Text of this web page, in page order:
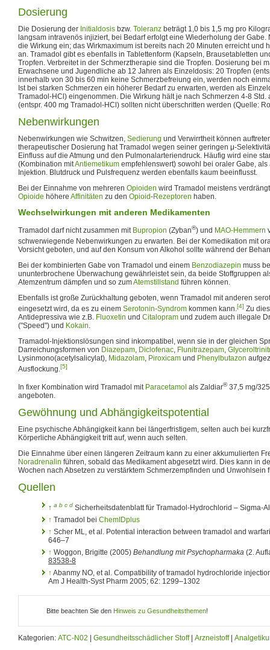
Dosierung
Die Dosierung der Initialdosis bzw. Toleranz beträgt 1,0 bis 1,5 mg pro
langsam intravenös injiziert, bei Bedarf erfolgt eine Wiederholung der Gabe.
die Wirkung ein; das Wirkmaximum ist bereits nach 20 Minuten erreicht und
an. Tramadol gibt es ebenfalls in Tablettenform (Kapseln, Brausetabletten
Tropfen. Verbreitet in der Schmerztherapie sind die Tropfen. Dosierung bei
Erwachsene und Jugendliche ab 12 Jahren als Einzeldosis: 20 Tropfen
innerhalb von 30 bis 60 min keine Schmerzbefreiung ein, werden noch
Ist bei starken Schmerzen ein höherer Bedarf zu erwarten, werden als
Tramadol-HCl) eingenommen. Die Wirkung hält je nach Schmerzen 4-8 Std.
(entspr. 400 mg Tramadol-HCl) sollten nicht überschritten werden (Quelle:
Nebenwirkungen
Nebenwirkungen wie Schwitzen, Sedierung und Verwirrtheit können
therapeutischer Dosierung hat Tramadol wegen seiner geringen μ-
Einfluss auf die Atmung und den Pulmonalarteriendruck. Häufig wird eine
(Kombination mitAntiemetikum empfehlenswert) sowohl bei oraler Gabe,
Injektion. Blutdruck und Pulsfrequenz werden ebenfalls kaum beeinflusst.
Bei der Einnahme von mehreren Opioiden wird Tramadol meistens
Opioide höhere Affinitäten zu den Opioid-Rezeptoren haben.
Wechselwirkungen mit anderen Medikamenten
Tramadol darf nicht zusammen mit Bupropion (Zyban®) und MAO-Hemmern
schwerwiegende Nebenwirkungen zu erwarten. Bei der Komedikation mit
Vorsicht geboten, und auf den Konsum von Alkohol sollte während der
Bei der kombinierten Gabe von Tramadol und einem Benzodiazepin muss
ununterbrochene Überwachung gewährleistet sein, da beide Stoffgruppen
Atemzentrum dämpfen und so zumAtemstillstand führen können.
Ebenfalls ist große Zurückhaltung geboten, wenn Tramadol mit anderen
eingesetzt wird, da es zu einem Serotonin-Syndrom kommen kann.[4] Zu
Antidepressiva wie z.B. Fluoxetin und Citalopram und zudem auch illegale
("Speed") und Kokain.
Tramadol-Injektionslösungen sind inkompatibel, wenn sie in der gleichen
Darreichungsformen von Diazepam, Diclofenac, Flunitrazepam,
Lysinmono(acetylsalicylat), Midazolam, Piroxicam und Phenylbutazon
Ausflockung.[5]
In fixer Kombination wird Tramadol mit Paracetamol als Zaldiar®37,5 mg/
angeboten.
Gewöhnung und Abhängigkeitspotential
Eine psychische Abhängigkeit kann bei längerfristigem, selten auch bei
Körperliche Abhängigkeit tritt auf, wenn auch selten.
Die Einnahme über einen längeren Zeitraum kann zu einer akkumulierten
Noradrenalin führen, sobald das Medikament abgesetzt wird. Dies kann in
Wochen nach Absetzen zu verstärktem Schmerzempfinden und Unwohlsein
Quellen
↑ a b c d Sicherheitsdatenblatt für Tramadol-Hydrochlorid – Sigma-
↑ Tramadol bei ChemIDplus
↑ Scher ML, et al. Potential interaction between tramadol and
646–7
↑ Woggon, Brigitte (2005) Behandlung mit Psychopharmaka (2.
83538-8
↑ Abanmy NO, et al. Compatibility of tramadol hydrochloride
Am J Health-Syst Pharm 2005; 62: 1299–1302
Bitte beachten Sie den Hinweis zu Gesundheitsthemen!
Kategorien: ATC-N02 Gesundheitsschädlicher Stoff| Arzneistoff|